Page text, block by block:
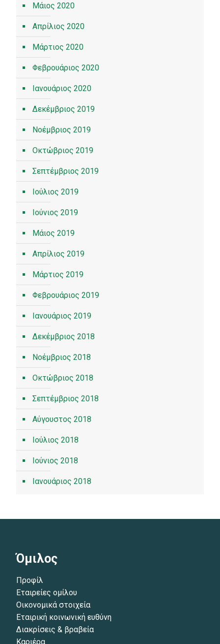
Μάιος 2020
Απρίλιος 2020
Μάρτιος 2020
Φεβρουάριος 2020
Ιανουάριος 2020
Δεκέμβριος 2019
Νοέμβριος 2019
Οκτώβριος 2019
Σεπτέμβριος 2019
Ιούλιος 2019
Ιούνιος 2019
Μάιος 2019
Απρίλιος 2019
Μάρτιος 2019
Φεβρουάριος 2019
Ιανουάριος 2019
Δεκέμβριος 2018
Νοέμβριος 2018
Οκτώβριος 2018
Σεπτέμβριος 2018
Αύγουστος 2018
Ιούλιος 2018
Ιούνιος 2018
Ιανουάριος 2018
Όμιλος
Προφίλ
Εταιρείες ομίλου
Οικονομικά στοιχεία
Εταιρική κοινωνική ευθύνη
Διακρίσεις & βραβεία
Καριέρα